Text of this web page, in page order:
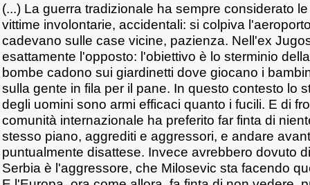
(...) La guerra tradizionale ha sempre considerato
vittime involontarie, accidentali: si colpiva
cadevano sulle case vicine, pazienza. Nell'ex
esattamente l'opposto: l'obiettivo è lo sterminio
bombe cadono sui giardinetti dove giocano i
sulla gente in fila per il pane. In questo contesto lo
degli uomini sono armi efficaci quanto i fucili. E di
comunità internazionale ha preferito far finta di
stesso piano, aggrediti e aggressori, e andare
puntualmente disattese. Invece avrebbero dovuto
Serbia è l'aggressore, che Milosevic sta facendo